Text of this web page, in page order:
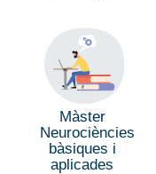
Màster
Neurociències
bàsiques i
aplicades